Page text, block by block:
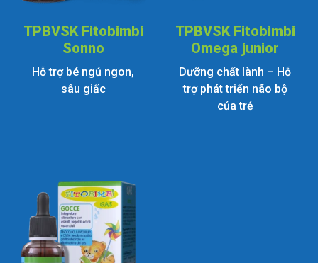
TPBVSK Fitobimbi
Sonno
Hỗ trợ bé ngủ ngon,
sâu giấc
TPBVSK Fitobimbi
Omega junior
Dưỡng chất lành – Hỗ
trợ phát triển não bộ
của trẻ